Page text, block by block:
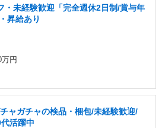
・未経験歓迎「完全週休2日制/賞与年
昇給あり
円
ャガチャの検品・梱包/未経験歓迎/
活躍中